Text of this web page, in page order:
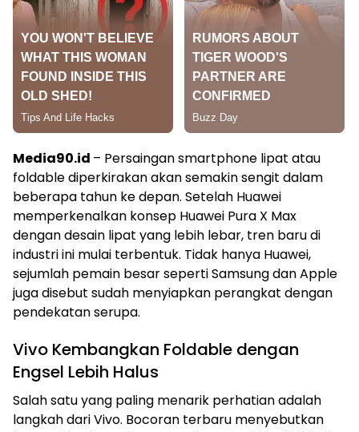
Media90.id – Persaingan smartphone lipat atau
foldable diperkirakan akan semakin sengit dalam
beberapa tahun ke depan. Setelah Huawei
memperkenalkan konsep Huawei Pura X Max
dengan desain lipat yang lebih lebar, tren baru di
industri ini mulai terbentuk. Tidak hanya Huawei,
sejumlah pemain besar seperti Samsung dan Apple
juga disebut sudah menyiapkan perangkat dengan
pendekatan serupa.
Vivo Kembangkan Foldable dengan
Engsel Lebih Halus
Salah satu yang paling menarik perhatian adalah
langkah dari Vivo. Bocoran terbaru menyebutkan